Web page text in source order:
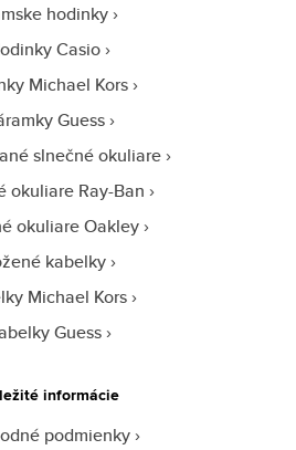
hodinky
Casio
Michael Kors
Guess
slnečné okuliare
okuliare Ray-Ban
okuliare Oakley
kabelky
Michael Kors
Guess
informácie
podmienky